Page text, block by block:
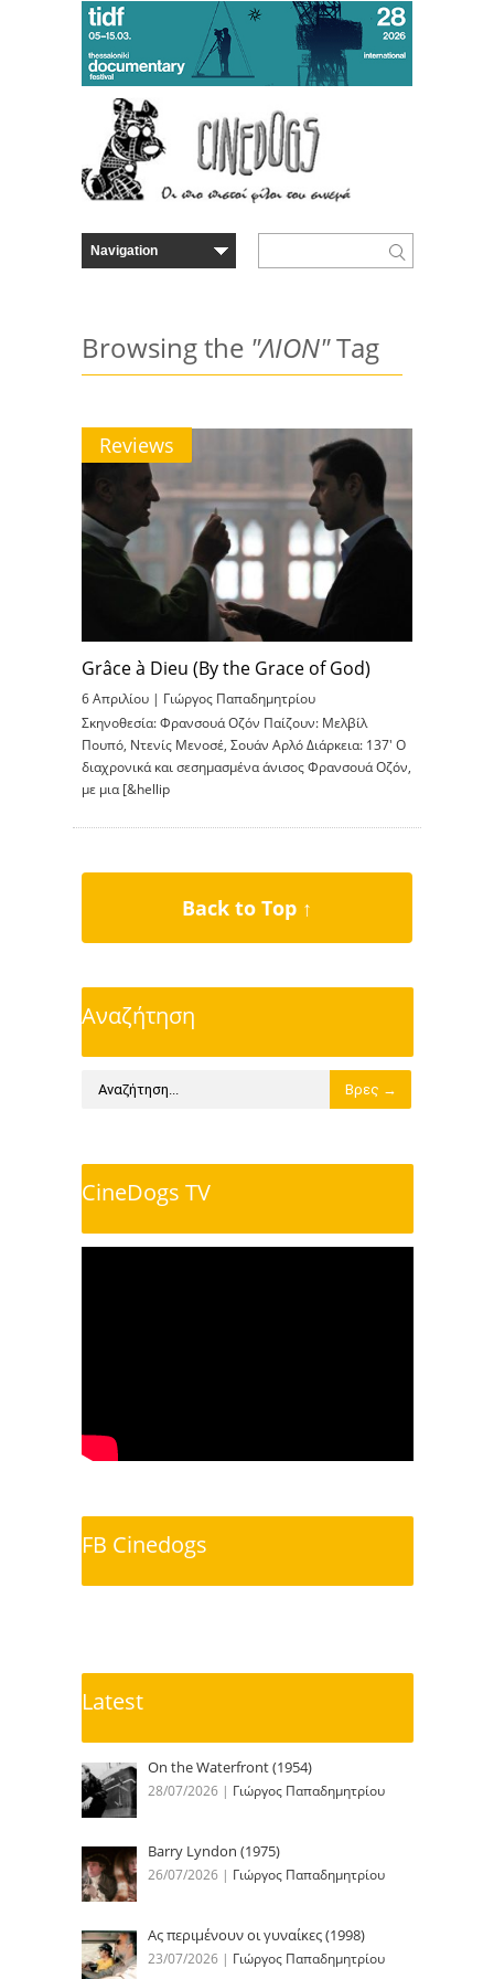
Browsing the "ΛΙΟΝ"Tag
Reviews
Grâce à Dieu (By the Grace of God)
6 Απριλίου | Γιώργος Παπαδημητρίου
Σκηνοθεσία: Φρανσουά Οζόν Παίζουν: Μελβίλ
Πουπό, Ντενίς Μενοσέ, Σουάν Αρλό Διάρκεια: 137′ O
διαχρονικά και σεσημασμένα άνισος Φρανσουά Οζόν,
με μια [&hellip
Back to Top ↑
Αναζήτηση
CineDogs TV
FB Cinedogs
Latest
On the Waterfront (1954)
28/07/2026 | Γιώργος Παπαδημητρίου
Barry Lyndon (1975)
26/07/2026 | Γιώργος Παπαδημητρίου
Ας περιμένουν οι γυναίκες (1998)
23/07/2026 | Γιώργος Παπαδημητρίου